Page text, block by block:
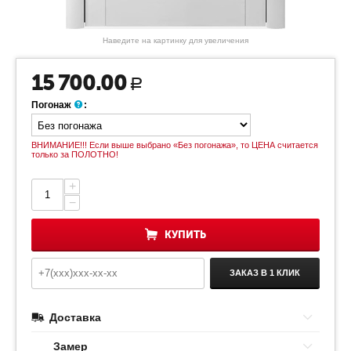
Наведите на картинку для увеличения
15 700.00 Р
Погонаж :
ВНИМАНИЕ!!! Если выше выбрано «Без погонажа», то ЦЕНА считается
только за ПОЛОТНО!
+
−
КУПИТЬ
ЗАКАЗ В 1 КЛИК
Доставка
Замер